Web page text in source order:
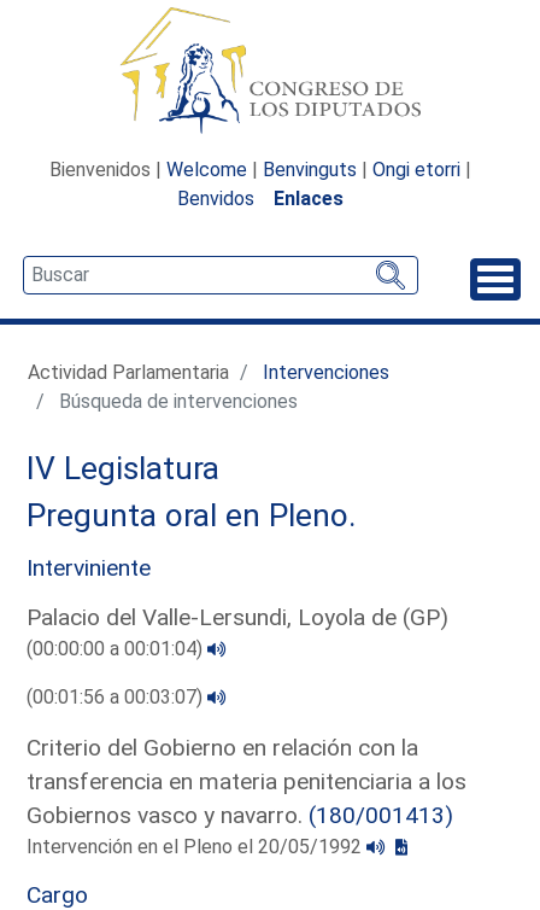
Bienvenidos | Welcome | Benvinguts | Ongi etorri |
Benvidos
Enlaces
Actividad Parlamentaria
Intervenciones
Búsqueda de intervenciones
IV Legislatura
Pregunta oral en Pleno.
Interviniente
Palacio del Valle-Lersundi, Loyola de (GP)
(00:00:00 a 00:01:04)
(00:01:56 a 00:03:07)
Criterio del Gobierno en relación con la
transferencia en materia penitenciaria a los
Gobiernos vasco y navarro. (180/001413)
Intervención en el Pleno el 20/05/1992
Cargo